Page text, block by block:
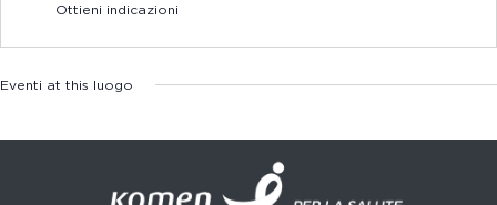
Ottieni indicazioni
Eventi at this luogo